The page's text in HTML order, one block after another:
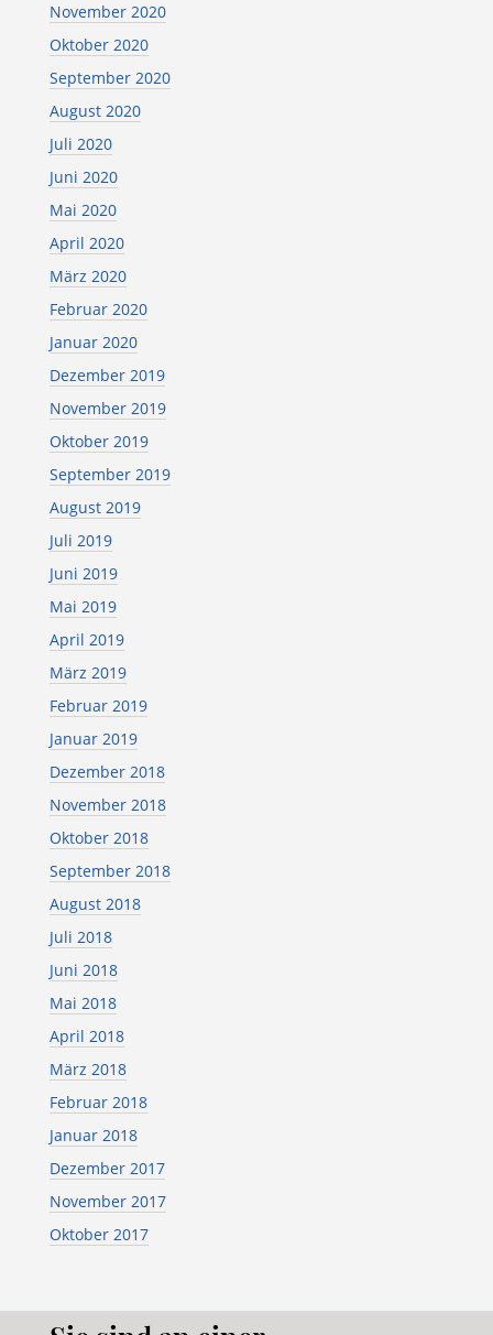
November 2020
Oktober 2020
September 2020
August 2020
Juli 2020
Juni 2020
Mai 2020
April 2020
März 2020
Februar 2020
Januar 2020
Dezember 2019
November 2019
Oktober 2019
September 2019
August 2019
Juli 2019
Juni 2019
Mai 2019
April 2019
März 2019
Februar 2019
Januar 2019
Dezember 2018
November 2018
Oktober 2018
September 2018
August 2018
Juli 2018
Juni 2018
Mai 2018
April 2018
März 2018
Februar 2018
Januar 2018
Dezember 2017
November 2017
Oktober 2017